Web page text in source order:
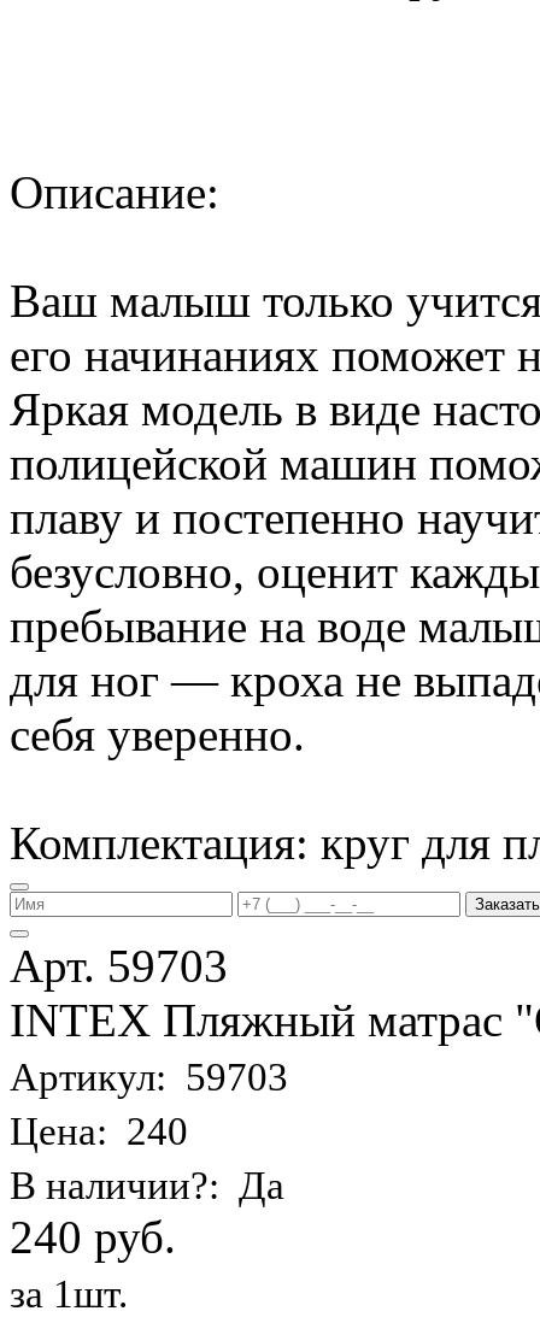
Описание:
Ваш малыш только
его начинаниях поможет
Яркая модель в виде
полицейской машин
плаву и постепенно
безусловно, оценит
пребывание на воде
для ног — кроха не
себя уверенно.
Комплектация: круг для
Заказать
Арт. 59703
INTEX Пляжный
Артикул: 59703
Цена: 240
В наличии?: Да
240 руб.
за 1шт.